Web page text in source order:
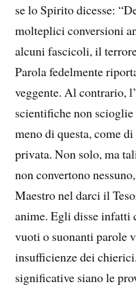
se lo Spirito dicesse:
molteplici conversioni
alcuni fascicoli, il
Parola fedelmente
veggente. Al contrario,
scientifiche non
meno di questa, come
privata. Non solo, ma
non convertono
Maestro nel darci il
anime. Egli disse
vuoti o suonanti parole
insufficienze dei
significative siano le